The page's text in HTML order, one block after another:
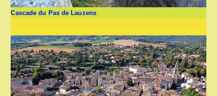
Cascade du Pas de Lauzens